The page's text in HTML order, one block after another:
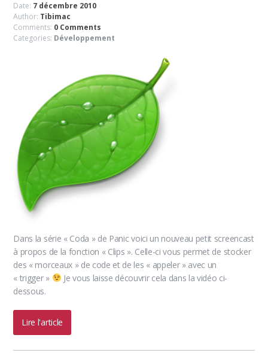
Date: 7 décembre 2010
Author: Tibimac
Comments: 0 Comments
Categories: Développement
Dans la série « Coda » de Panic voici un nouveau petit screencast
à propos de la fonction « Clips ». Celle-ci vous permet de stocker
des « morceaux » de code et de les « appeler » avec un
« trigger »
Je vous laisse découvrir cela dans la vidéo ci-
dessous.
Lire l'article